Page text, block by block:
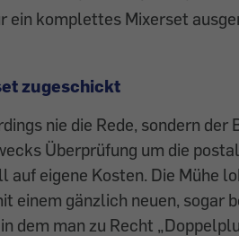
ein komplettes Mixerset
zugeschickt
nie die Rede, sondern
Überprüfung um die
auf eigene Kosten. Die Mühe
einem gänzlich neuen, sogar
dem man zu Recht